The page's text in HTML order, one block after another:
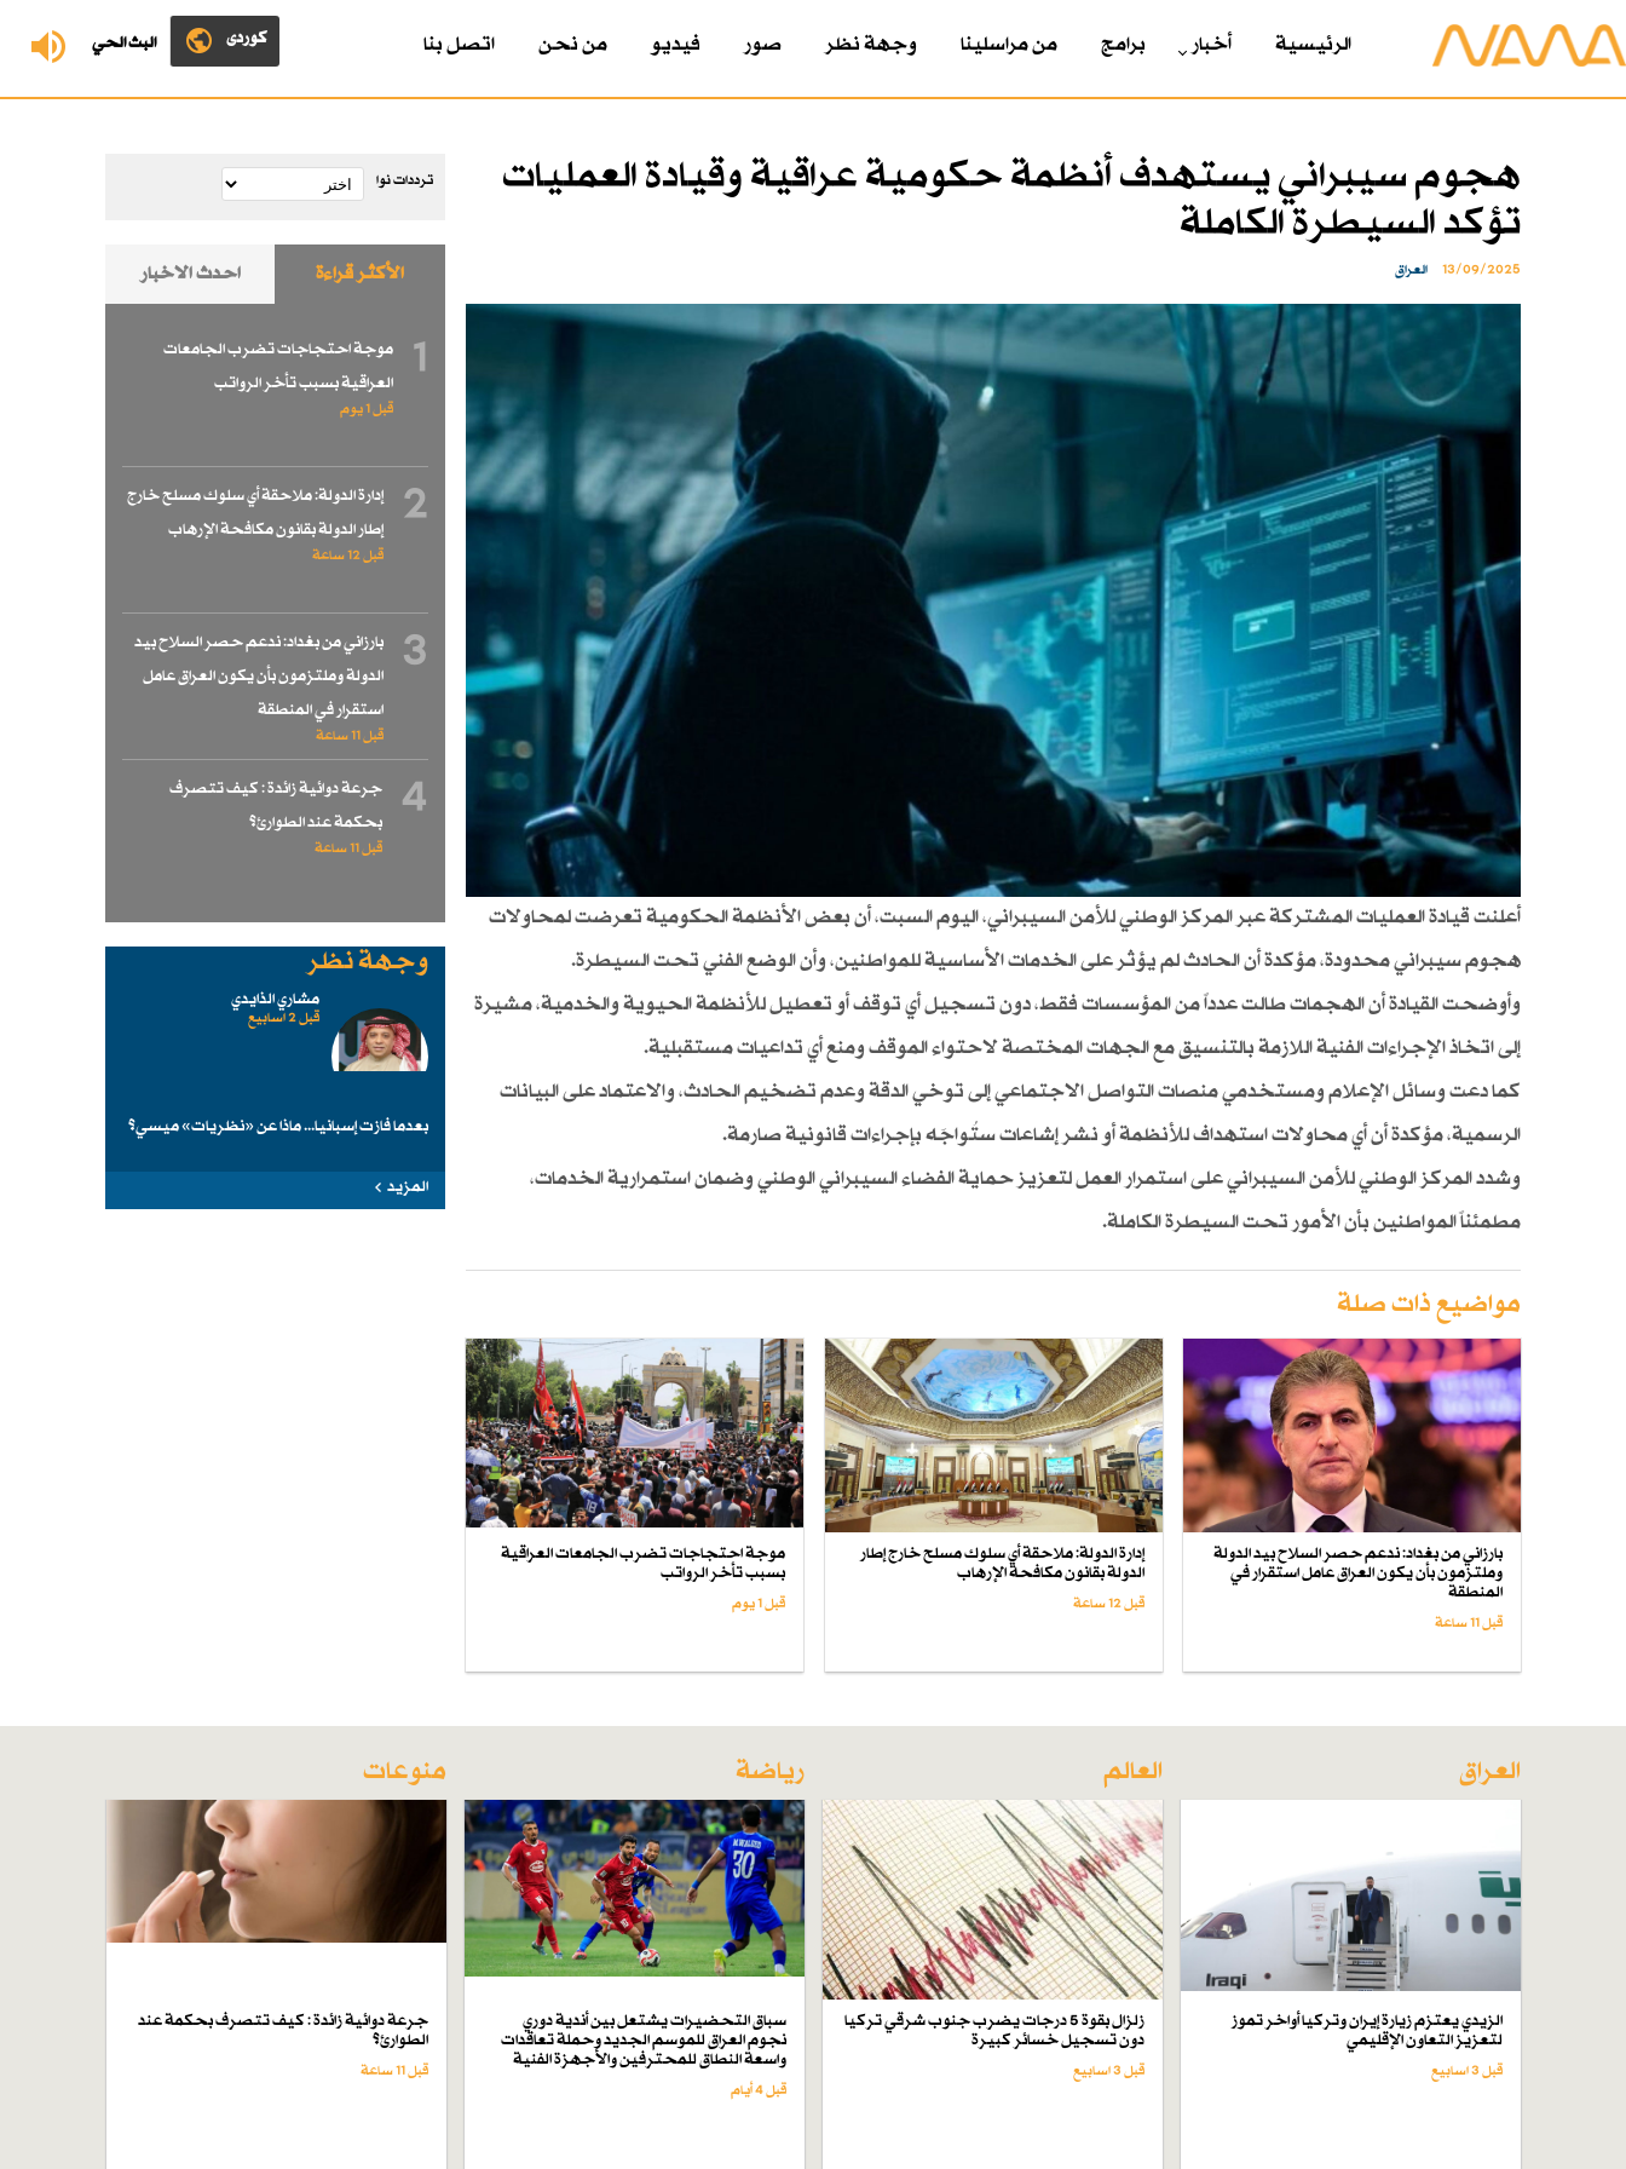
البث الحي کوردی الرئیسیة أخبار برامج من مراسلينا وجهة نظر صور فيديو من نحن اتصل بنا
هجوم سيبراني يستهدف أنظمة حكومية عراقية وقيادة العمليات
تؤكد السيطرة الكاملة
13/09/2025 العراق
أعلنت قيادة العمليات المشتركة عبر المركز الوطني للأمن السيبراني، اليوم السبت، أن بعض الأنظمة الحكومية تعرضت لمحاولات
هجوم سيبراني محدودة، مؤكدة أن الحادث لم يؤثر على الخدمات الأساسية للمواطنين، وأن الوضع الفني تحت السيطرة.
وأوضحت القيادة أن الهجمات طالت عدداً من المؤسسات فقط، دون تسجيل أي توقف أو تعطيل للأنظمة الحيوية والخدمية، مشيرة
إلى اتخاذ الإجراءات الفنية اللازمة بالتنسيق مع الجهات المختصة لاحتواء الموقف ومنع أي تداعيات مستقبلية.
كما دعت وسائل الإعلام ومستخدمي منصات التواصل الاجتماعي إلى توخي الدقة وعدم تضخيم الحادث، والاعتماد على البيانات
الرسمية، مؤكدة أن أي محاولات استهداف للأنظمة أو نشر إشاعات ستُواجَه بإجراءات قانونية صارمة.
وشدد المركز الوطني للأمن السيبراني على استمرار العمل لتعزيز حماية الفضاء السيبراني الوطني وضمان استمرارية الخدمات،
مطمئناً المواطنين بأن الأمور تحت السيطرة الكاملة.
مواضيع ذات صلة
بارزاني من بغداد: ندعم حصر السلاح بيد الدولة
وملتزمون بأن يكون العراق عامل استقرار في
المنطقة
قبل 11 ساعة
إدارة الدولة: ملاحقة أي سلوك مسلح خارج إطار
الدولة بقانون مكافحة الإرهاب
قبل 12 ساعة
موجة احتجاجات تضرب الجامعات العراقية
بسبب تأخر الرواتب
قبل 1 یوم
ترددات نوا
الأكثر قراءة احدث الاخبار
1
موجة احتجاجات تضرب الجامعات
العراقية بسبب تأخر الرواتب
قبل 1 یوم
2
إدارة الدولة: ملاحقة أي سلوك مسلح خارج
إطار الدولة بقانون مكافحة الإرهاب
قبل 12 ساعة
3
بارزاني من بغداد: ندعم حصر السلاح بيد
الدولة وملتزمون بأن يكون العراق عامل
استقرار في المنطقة
قبل 11 ساعة
4
جرعة دوائية زائدة : كيف تتصرف
بحكمة عند الطوارئ؟
قبل 11 ساعة
وجهة نظر
مشاري الذايدي
قبل 2 اسابیع
بعدما فازت إسبانيا... ماذا عن «نظريات» ميسي؟
المزيد
العراق
الزيدي يعتزم زيارة إيران وتركيا أواخر تموز
لتعزيز التعاون الإقليمي
قبل 3 اسابیع
العالم
زلزال بقوة 5 درجات يضرب جنوب شرقي تركيا
دون تسجيل خسائر كبيرة
قبل 3 اسابیع
رياضة
سباق التحضيرات يشتعل بين أندية دوري
نجوم العراق للموسم الجديد وحملة تعاقدات
واسعة النطاق للمحترفين والأجهزة الفنية
قبل 4 أيام
منوعات
جرعة دوائية زائدة : كيف تتصرف بحكمة عند
الطوارئ؟
قبل 11 ساعة